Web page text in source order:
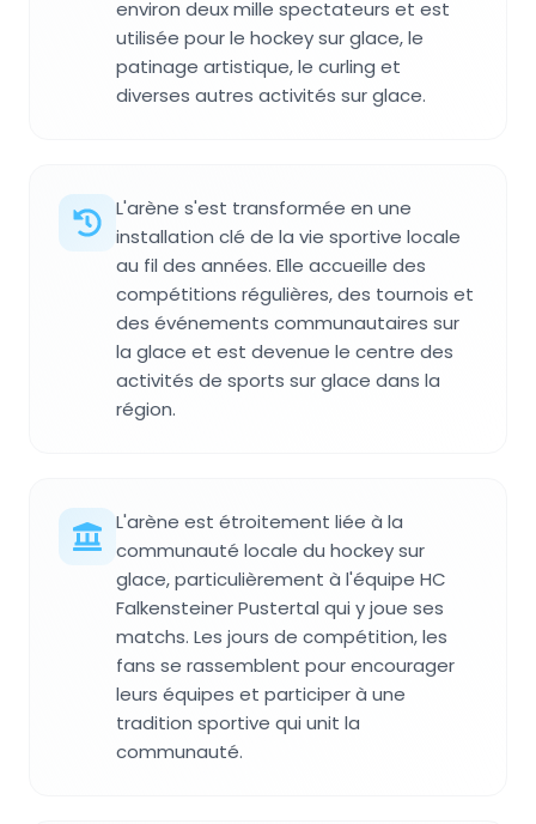
environ deux mille spectateurs et est
utilisée pour le hockey sur glace, le
patinage artistique, le curling et
diverses autres activités sur glace.
L'arène s'est transformée en une
installation clé de la vie sportive locale
au fil des années. Elle accueille des
compétitions régulières, des tournois et
des événements communautaires sur
la glace et est devenue le centre des
activités de sports sur glace dans la
région.
L'arène est étroitement liée à la
communauté locale du hockey sur
glace, particulièrement à l'équipe HC
Falkensteiner Pustertal qui y joue ses
matchs. Les jours de compétition, les
fans se rassemblent pour encourager
leurs équipes et participer à une
tradition sportive qui unit la
communauté.